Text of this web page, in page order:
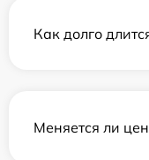
Как долго
Меняется ли